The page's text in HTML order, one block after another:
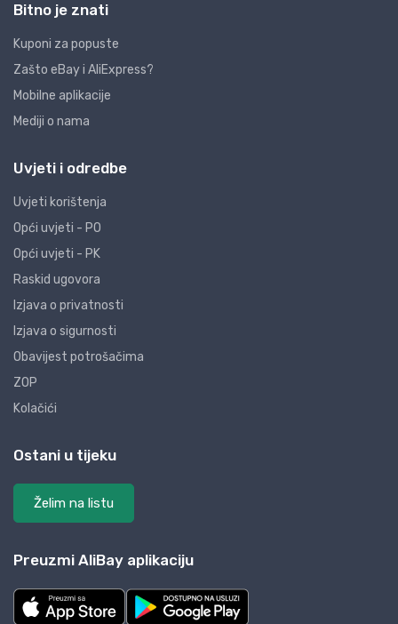
Bitno je znati
Kuponi za popuste
Zašto eBay i AliExpress?
Mobilne aplikacije
Mediji o nama
Uvjeti i odredbe
Uvjeti korištenja
Opći uvjeti - PO
Opći uvjeti - PK
Raskid ugovora
Izjava o privatnosti
Izjava o sigurnosti
Obavijest potrošačima
ZOP
Kolačići
Ostani u tijeku
Želim na listu
Preuzmi AliBay aplikaciju